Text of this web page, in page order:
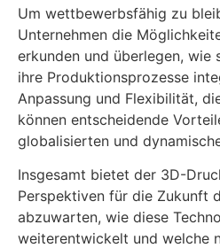
Um wettbewerbsfähig zu
Unternehmen die
erkunden und überlegen, wie
ihre Produktionsprozesse
Anpassung und Flexibilität,
können entscheidende
globalisierten und
Insgesamt bietet der 3D-
Perspektiven für die Zukunft
abzuwarten, wie diese
weiterentwickelt und welche